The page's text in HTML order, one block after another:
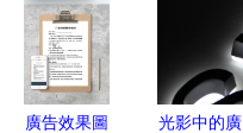
廣告效果圖
光影中的廣